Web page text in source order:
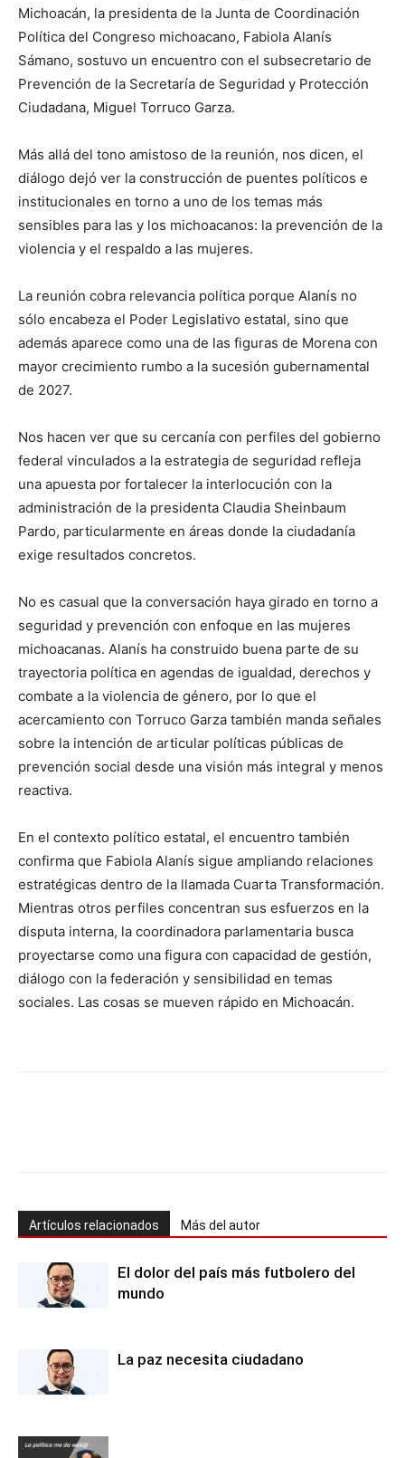
Michoacán, la presidenta de la Junta de Coordinación
Política del Congreso michoacano, Fabiola Alanís
Sámano, sostuvo un encuentro con el subsecretario de
Prevención de la Secretaría de Seguridad y Protección
Ciudadana, Miguel Torruco Garza.
Más allá del tono amistoso de la reunión, nos dicen, el
diálogo dejó ver la construcción de puentes políticos e
institucionales en torno a uno de los temas más
sensibles para las y los michoacanos: la prevención de la
violencia y el respaldo a las mujeres.
La reunión cobra relevancia política porque Alanís no
sólo encabeza el Poder Legislativo estatal, sino que
además aparece como una de las figuras de Morena con
mayor crecimiento rumbo a la sucesión gubernamental
de 2027.
Nos hacen ver que su cercanía con perfiles del gobierno
federal vinculados a la estrategia de seguridad refleja
una apuesta por fortalecer la interlocución con la
administración de la presidenta Claudia Sheinbaum
Pardo, particularmente en áreas donde la ciudadanía
exige resultados concretos.
No es casual que la conversación haya girado en torno a
seguridad y prevención con enfoque en las mujeres
michoacanas. Alanís ha construido buena parte de su
trayectoria política en agendas de igualdad, derechos y
combate a la violencia de género, por lo que el
acercamiento con Torruco Garza también manda señales
sobre la intención de articular políticas públicas de
prevención social desde una visión más integral y menos
reactiva.
En el contexto político estatal, el encuentro también
confirma que Fabiola Alanís sigue ampliando relaciones
estratégicas dentro de la llamada Cuarta Transformación.
Mientras otros perfiles concentran sus esfuerzos en la
disputa interna, la coordinadora parlamentaria busca
proyectarse como una figura con capacidad de gestión,
diálogo con la federación y sensibilidad en temas
sociales. Las cosas se mueven rápido en Michoacán.
Artículos relacionados Más del autor
El dolor del país más futbolero del
mundo
La paz necesita ciudadano